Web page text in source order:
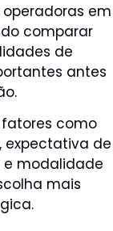
em
comparar
de
antes
como
expectativa de
modalidade
mais